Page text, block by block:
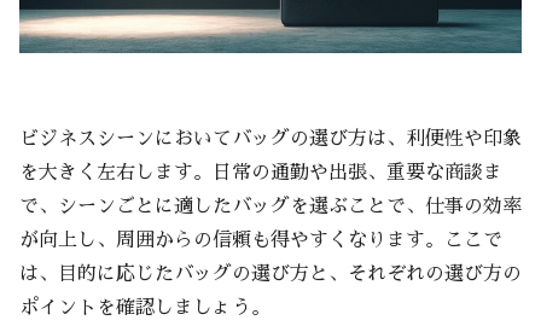
ビジネスシーンにおいてバッグの選び方は、利便性や印象
を大きく左右します。日常の通勤や出張、重要な商談ま
で、シーンごとに適したバッグを選ぶことで、仕事の効率
が向上し、周囲からの信頼も得やすくなります。ここで
は、目的に応じたバッグの選び方と、それぞれの選び方の
ポイントを確認しましょう。